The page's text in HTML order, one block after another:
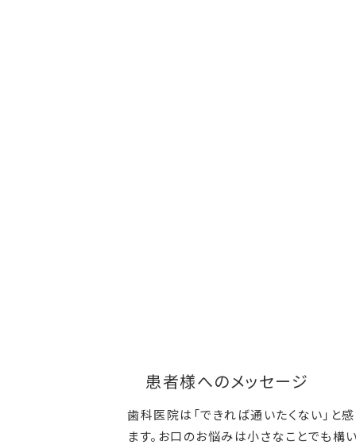
患者様へのメッセージ
歯科医院は「できれば通いたくない」と
ます。お口のお悩みは小さなことでも構